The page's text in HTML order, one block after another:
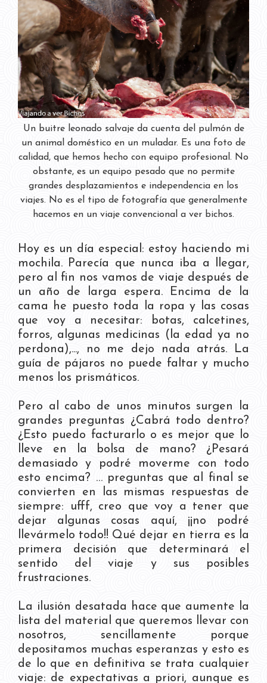
Un buitre leonado salvaje da cuenta del pulmón de
un animal doméstico en un muladar. Es una foto de
calidad, que hemos hecho con equipo profesional. No
obstante, es un equipo pesado que no permite
grandes desplazamientos e independencia en los
viajes. No es el tipo de fotografía que generalmente
hacemos en un viaje convencional a ver bichos.
Hoy es un día especial: estoy haciendo mi
mochila. Parecía que nunca iba a llegar,
pero al fin nos vamos de viaje después de
un año de larga espera. Encima de la
cama he puesto toda la ropa y las cosas
que voy a necesitar: botas, calcetines,
forros, algunas medicinas (la edad ya no
perdona),..., no me dejo nada atrás. La
guía de pájaros no puede faltar y mucho
menos los prismáticos.
Pero al cabo de unos minutos surgen la
grandes preguntas ¿Cabrá todo dentro?
¿Esto puedo facturarlo o es mejor que lo
lleve en la bolsa de mano? ¿Pesará
demasiado y podré moverme con todo
esto encima? … preguntas que al final se
convierten en las mismas respuestas de
siempre: ufff, creo que voy a tener que
dejar algunas cosas aquí, ¡¡no podré
llevármelo todo!! Qué dejar en tierra es la
primera decisión que determinará el
sentido del viaje y sus posibles
frustraciones.
La ilusión desatada hace que aumente la
lista del material que queremos llevar con
nosotros, sencillamente porque
depositamos muchas esperanzas y esto es
de lo que en definitiva se trata cualquier
viaje: de expectativas a priori, aunque es